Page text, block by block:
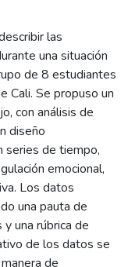
las
una situación
de 8 estudiantes
Cali. Se propuso un
con análisis de
diseño
series de tiempo,
emocional,
Los datos
una pauta de
una rúbrica de
de los datos se
de